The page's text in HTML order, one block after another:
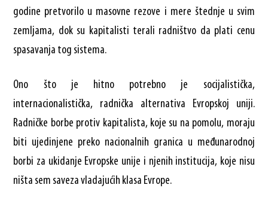
godine pretvorilo u masovne rezove i mere štednje u svim
zemljama, dok su kapitalisti terali radništvo da plati cenu
spasavanja tog sistema.
Ono što je hitno potrebno je socijalistička,
internacionalistička, radnička alternativa Evropskoj uniji.
Radničke borbe protiv kapitalista, koje su na pomolu, moraju
biti ujedinjene preko nacionalnih granica u međunarodnoj
borbi za ukidanje Evropske unije i njenih institucija, koje nisu
ništa sem saveza vladajućih klasa Evrope.